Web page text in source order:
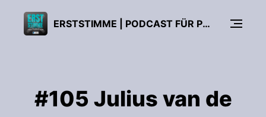
ERSTSTIMME | PODCAST FÜR POLITISCHE BILDUNG
#105 Julius van de